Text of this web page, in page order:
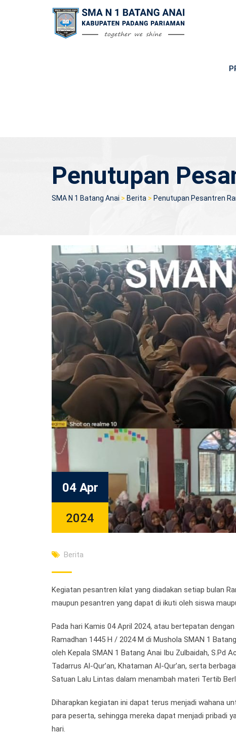
Penutupan
SMA N 1 Batang Anai > Berita > Penutupan Pesantren
04 Apr
2024
Berita
Kegiatan pesantren kilat yang diadakan setiap bulan
maupun pesantren yang dapat di ikuti oleh siswa
Pada hari Kamis 04 April 2024, atau bertepatan
Ramadhan 1445 H / 2024 M di Mushola SMAN 1
oleh Kepala SMAN 1 Batang Anai Ibu Zulbaidah, S.Pd
Tadarrus Al-Qur’an, Khataman Al-Qur’an, serta
Satuan Lalu Lintas dalam menambah materi Tertib
Diharapkan kegiatan ini dapat terus menjadi wahana
para peserta, sehingga mereka dapat menjadi pribadi
hari.